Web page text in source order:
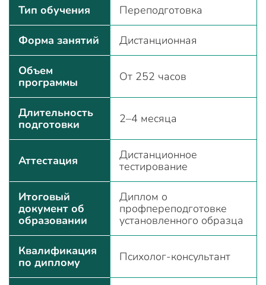
Тип обучения Переподготовка
Форма занятий Дистанционная
Объем
программы
От 252 часов
Длительность
подготовки
2–4 месяца
Аттестация
Дистанционное
тестирование
Итоговый
документ об
образовании
Диплом о
профпереподготовке
установленного образца
Квалификация
по диплому
Психолог-консультант